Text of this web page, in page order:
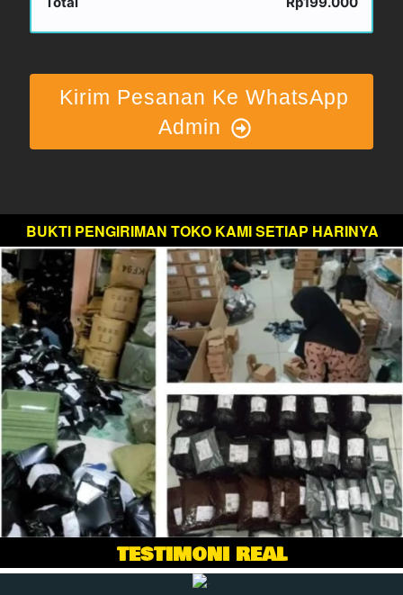
Kirim Pesanan Ke WhatsApp
Admin
BUKTI PENGIRIMAN TOKO KAMI SETIAP HARINYA
TESTIMONI REAL